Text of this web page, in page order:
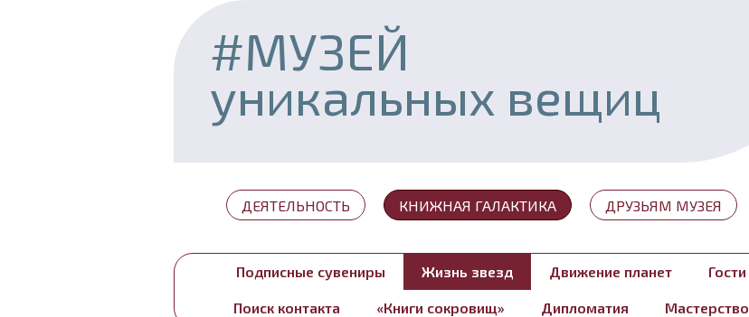
#МУЗЕЙ
уникальных вещиц
ДЕЯТЕЛЬНОСТЬ КНИЖНАЯ ГАЛАКТИКА
Подписные сувениры Жизнь звезд Движение планет Гости
Поиск контакта «Книги сокровищ» Дипломатия Мастерство
ДРУЗЬЯМ МУЗЕЯ